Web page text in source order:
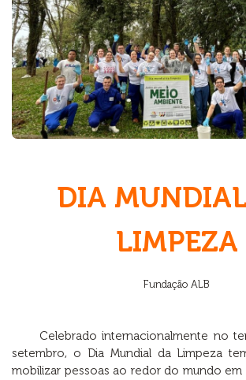
DIA
LIMPEZA
Fundação ALB
Celebrado internacionalmente no
setembro, o Dia Mundial da Limpeza
mobilizar pessoas ao redor do mundo em